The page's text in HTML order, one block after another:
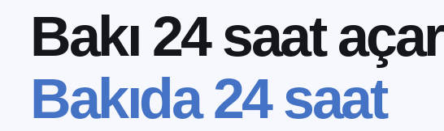
Bakı 24 saat açar
Bakıda 24 saat